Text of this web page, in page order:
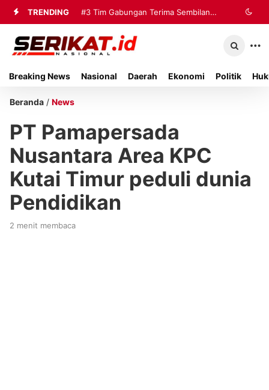
TRENDING #3 Tim Gabungan Terima Sembilan
Korban Evakuasi KM Mutiara Sentosa
Breaking News Nasional Daerah Ekonomi Politik
Beranda / News
PT Pamapersada
Nusantara Area KPC
Kutai Timur peduli dunia
Pendidikan
2 menit membaca